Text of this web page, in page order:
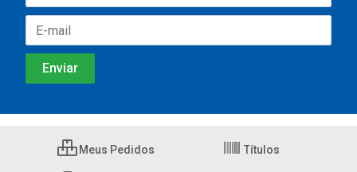
Meus Pedidos Títulos